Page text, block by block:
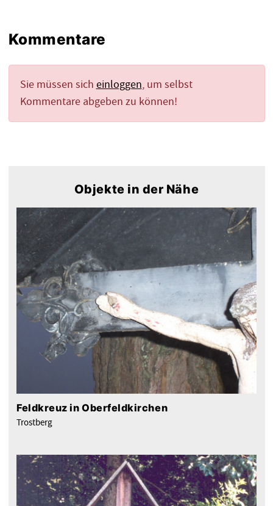
Kommentare
Sie müssen sich einloggen, um selbst
Kommentare abgeben zu können!
Objekte in der Nähe
Feldkreuz in Oberfeldkirchen
Trostberg